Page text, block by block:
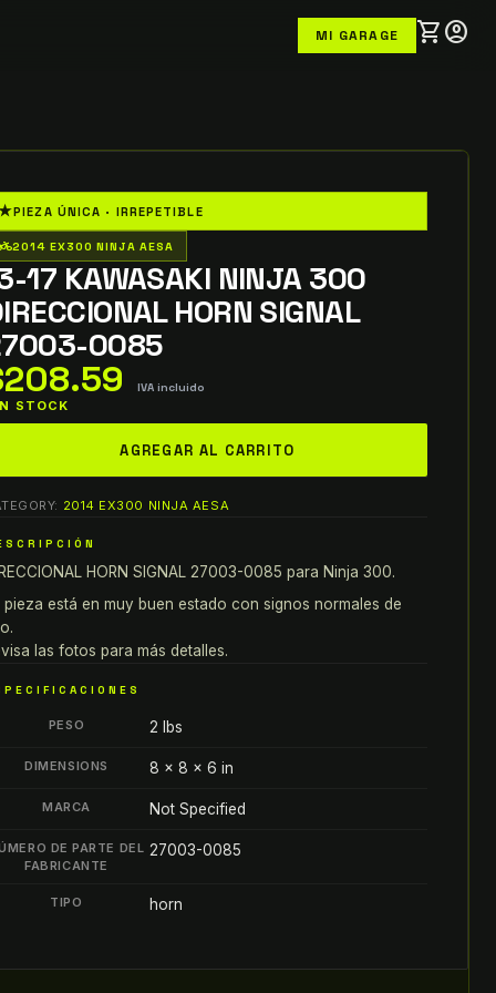
MI GARAGE shopping_cartaccount_circle
PIEZA ÚNICA · IRREPETIBLE
2014 EX300 NINJA AESA
17 KAWASAKI NINJA 300
HORN SIGNAL
0085
208.59 IVA incluido
STOCK
AGREGAR AL CARRITO
2014 EX300 NINJA AESA
HORN SIGNAL 27003-0085 para Ninja 300.
pieza está en muy buen estado con signos normales de
las fotos para más detalles.
PESO 2 lbs
DIMENSIONS 8 × 8 × 6 in
MARCA Not Specified
DE PARTE DEL
FABRICANTE
27003-0085
TIPO horn